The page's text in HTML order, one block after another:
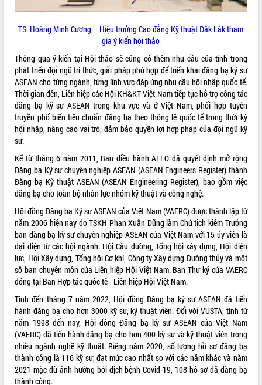
Đắk Lắk sơ kết 4 năm triển khai thực
Họp báo thông tin về Hội nghị Công bố
Quy hoạch và Xúc tiến đầu tư tỉnh Đắk
Lắk
Khơi thông điểm nghẽn, đẩy nhanh
giải ngân vốn khắc phục thiên tai
HĐND tỉnh thông qua điều chỉnh Quy
hoạch tỉnh thời kỳ 2021-2030
Hội thảo góp ý hồ sơ điều chỉnh quy
hoạch tỉnh Đắk Lắk thời kỳ 2021-2030,
Nâng cao hiệu quả hoạt động của các
doanh nghiệp nhà nước
Hội nghị triển khai kết nối mạng
quan Đảng, Nhà nước
Lễ phát động chuỗi hoạt động chung
tay làm sạch môi trường
Xã Ea Kar bước chuyển mình trong
công tác cải cách hành chính mô hình
mới
UBND tỉnh họp báo định kỳ tháng 4
năm 2026
Hội thảo khoa học “Giải pháp thúc đẩy
phát triển nền kinh tế xanh tại tỉnh
Đắk Lắk”
Tăng cường giám sát, đôn đốc thực
hiện nhiệm vụ quản lý tài sản công
hàng tuần
TS. Hoàng Minh Cương – Hiệu trưởng Cao đẳng Kỹ thuật Đắk Lắk tham
gia ý kiến hội thảo
Thông qua ý kiến tại Hội thảo sẽ củng cố thêm nhu cầu của tỉnh trong
phát triển đội ngũ trí thức, giải pháp phù hợp để triển khai đăng bạ kỹ sư
ASEAN cho từng ngành, từng lĩnh vực đáp ứng nhu cầu hội nhập quốc tế.
Thời gian đến, Liên hiệp các Hội KH&KT Việt Nam tiếp tục hỗ trợ công tác
đăng bạ kỹ sư ASEAN trong khu vực và ở Việt Nam, phối hợp tuyên
truyền phổ biến tiêu chuẩn đăng bạ theo thông lệ quốc tế trong thời kỳ
hội nhập, nâng cao vai trò, đảm bảo quyền lợi hợp pháp của đội ngũ kỹ
sư.
Kể từ tháng 6 năm 2011, Ban điều hành AFEO đã quyết định mở rộng
Đăng bạ Kỹ sư chuyên nghiệp ASEAN (ASEAN Engineers Register) thành
Đăng bạ Kỹ thuật ASEAN (ASEAN Engineering Register), bao gồm việc
đăng bạ cho toàn bộ nhân lực nhóm kỹ thuật và công nghệ.
Hội đồng Đăng bạ Kỹ sư ASEAN của Việt Nam (VAERC) được thành lập từ
năm 2006 hiện nay do TSKH Phan Xuân Dũng làm Chủ tịch kiêm Trưởng
ban đăng bạ kỹ sư chuyên nghiệp ASEAN của Việt Nam với 15 ủy viên là
đại diện từ các hội ngành: Hội Cầu đường, Tổng hội xây dựng, Hội điện
lực, Hội Xây dựng, Tổng hội Cơ khí, Công ty Xây dựng Đường thủy và một
số ban chuyên môn của Liên hiệp Hội Việt Nam. Ban Thư ký của VAERC
đóng tại Ban Hợp tác quốc tế - Liên hiệp Hội Việt Nam.
Tính đến tháng 7 năm 2022, Hội đồng Đăng bạ kỹ sư ASEAN đã tiến
hành đăng bạ cho hơn 3000 kỹ sư, kỹ thuật viên. Đối với VUSTA, tính từ
năm 1998 đến nay, Hội đồng Đăng bạ kỹ sư ASEAN của Việt Nam
(VAERC) đã tiến hành đăng bạ cho hơn 400 kỹ sư và kỹ thuật viên trong
nhiều ngành nghề kỹ thuật. Riêng năm 2020, số lượng hồ sơ đăng bạ
thành công là 116 kỹ sư, đạt mức cao nhất so với các năm khác và năm
2021 mặc dù ảnh hưởng bởi dịch bệnh Covid-19, 108 hồ sơ đã đăng bạ
thành công.